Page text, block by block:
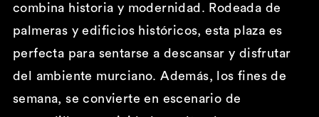
combina historia y modernidad. Rodeada de
palmeras y edificios históricos, esta plaza es
perfecta para sentarse a descansar y disfrutar
del ambiente murciano. Además, los fines de
semana, se convierte en escenario de